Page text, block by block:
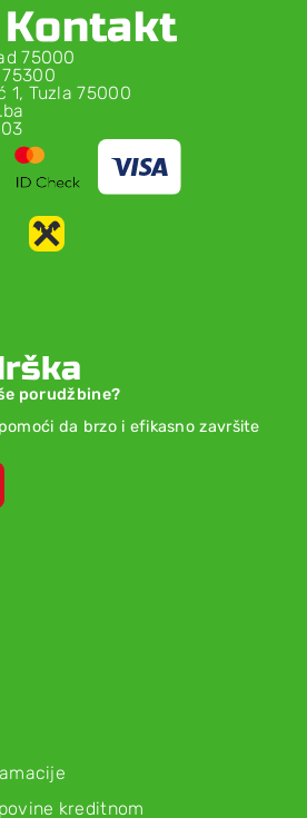
75000
1, Tuzla 75000
porudžbine?
da brzo i efikasno završite
kreditnom